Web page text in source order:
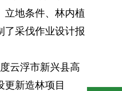
立地条件、林内植
了采伐作业设计报
云浮市新兴县高
更新造林项目